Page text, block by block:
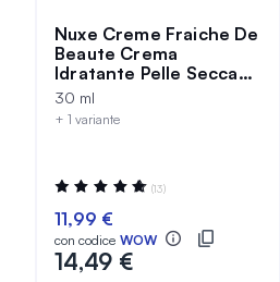
Nuxe Creme Fraiche De
Beaute Crema
Idratante Pelle Secca
30 ml
30 ml
+ 1 variante
Valutazione:
97%
(13)
11,99 €
con codice WOW
14,49 €